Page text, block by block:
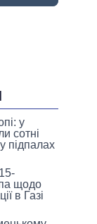
у
сотні
підпалах
щодо
в Газі